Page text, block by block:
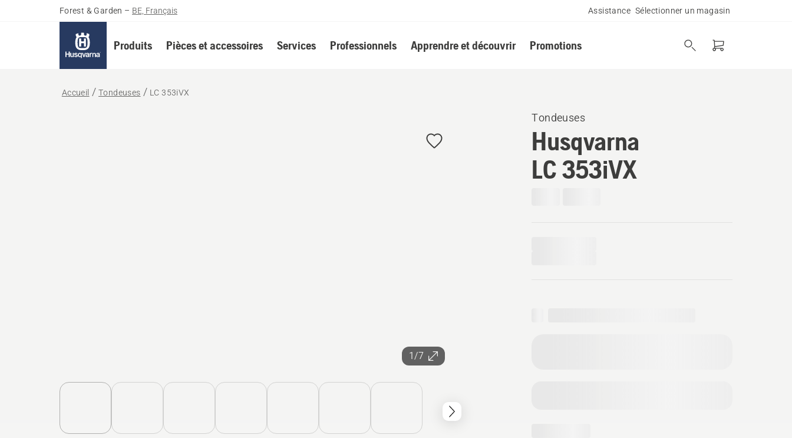
Forest & Garden – BE, Français Assistance Sélectionner un magasin
Produits Pièces et accessoires Services Professionnels Apprendre et découvrir Promotions
Accueil Tondeuses LC 353iVX
1/7
Tondeuses
Husqvarna
LC 353iVX